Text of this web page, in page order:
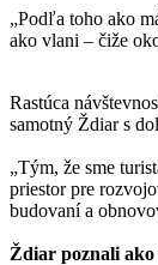
„Podľa toho ako
ako vlani – čiže
Rastúca
samotný Ždiar s
„Tým, že sme
priestor pre
budovaní a
Ždiar poznali